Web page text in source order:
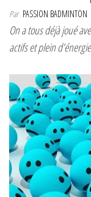
Par PASSION BADMINTON
On a tous déjà joué
actifs et plein